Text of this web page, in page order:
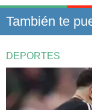
También te
DEPORTES